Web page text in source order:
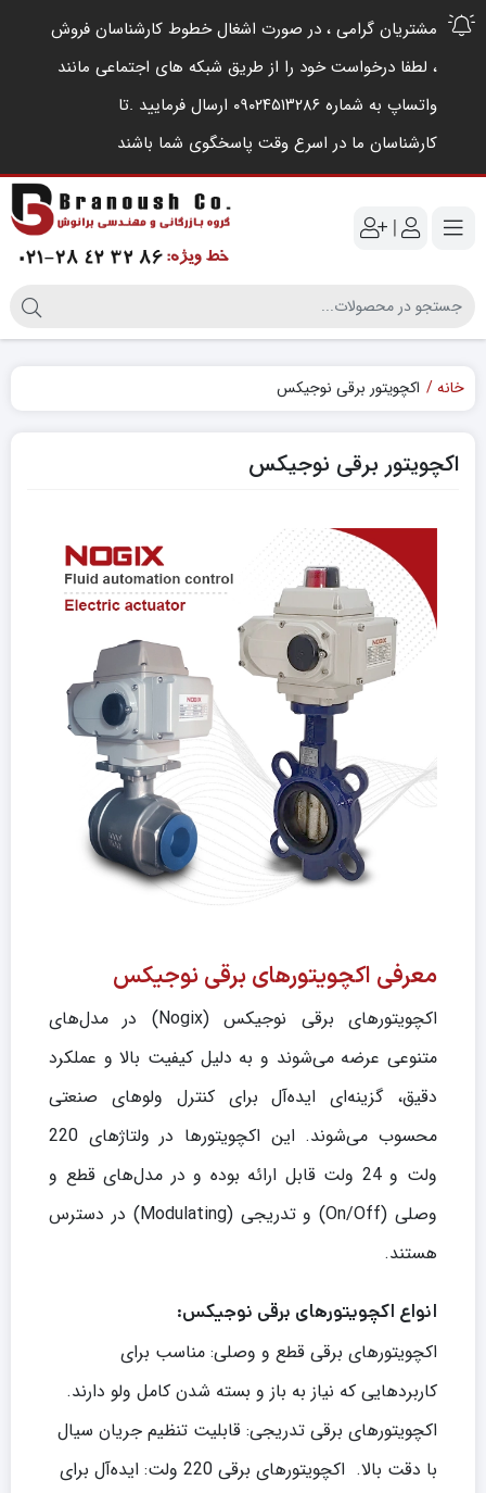
مشتریان گرامی ، در صورت اشغال خطوط کارشناسان فروش
، لطفا درخواست خود را از طریق شبکه های اجتماعی مانند
واتساپ به شماره ۰۹۰۲۴۵۱۳۲۸۶ ارسال فرمایید .‌تا
کارشناسان ما در اسرع وقت پاسخگوی شما باشند
|
خانه اکچویتور برقی نوجیکس
اکچویتور برقی نوجیکس
معرفی اکچویتورهای برقی نوجیکس
اکچویتورهای برقی نوجیکس (Nogix) در مدل‌های
متنوعی عرضه می‌شوند و به دلیل کیفیت بالا و عملکرد
دقیق، گزینه‌ای ایده‌آل برای کنترل ولوهای صنعتی
محسوب می‌شوند. این اکچویتورها در ولتاژهای 220
ولت و 24 ولت قابل ارائه بوده و در مدل‌های قطع و
وصلی (On/Off) و تدریجی (Modulating) در دسترس
هستند.
انواع اکچویتورهای برقی نوجیکس:
اکچویتورهای برقی قطع و وصلی: مناسب برای
کاربردهایی که نیاز به باز و بسته شدن کامل ولو دارند.
اکچویتورهای برقی تدریجی: قابلیت تنظیم جریان سیال
با دقت بالا. اکچویتورهای برقی 220 ولت: ایده‌آل برای